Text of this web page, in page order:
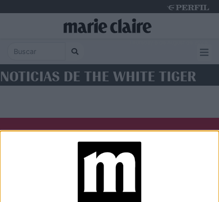
NOTICIAS DE THE WHITE TIGER
Caras Noticias